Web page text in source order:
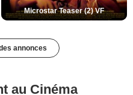
Microstar Teaser (2) VF
annonces
au Cinéma